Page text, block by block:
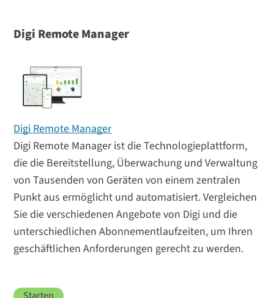
Digi Remote Manager
Digi Remote Manager
Digi Remote Manager ist die Technologieplattform,
die die Bereitstellung, Überwachung und Verwaltung
von Tausenden von Geräten von einem zentralen
Punkt aus ermöglicht und automatisiert. Vergleichen
Sie die verschiedenen Angebote von Digi und die
unterschiedlichen Abonnementlaufzeiten, um Ihren
geschäftlichen Anforderungen gerecht zu werden.